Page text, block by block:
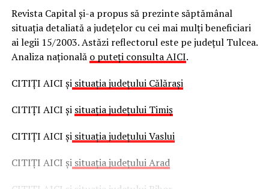
Revista Capital şi-a propus să prezinte săptămânal
situaţia detaliată a judeţelor cu cei mai mulţi beneficiari
ai legii 15/2003. Astăzi reflectorul este pe judeţul Tulcea.
Analiza naţională o puteţi consulta AICI.
CITIŢI AICI şisituaţia judeţului Călăraşi
CITIŢI AICI şi situaţia judeţului Timiş
CITIŢI AICI şisituaţia judeţului Vaslui
CITIŢI AICI şisituaţia judeţului Arad